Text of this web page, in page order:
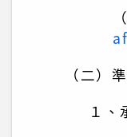
（二）
１、